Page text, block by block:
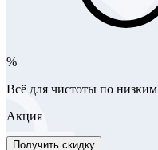
%
Всё для чистоты по
Акция
Получить скидку